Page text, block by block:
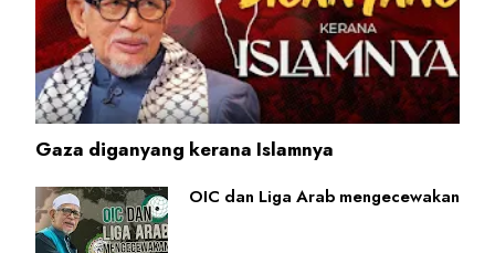
Gaza diganyang kerana Islamnya
OIC dan Liga Arab mengecewakan